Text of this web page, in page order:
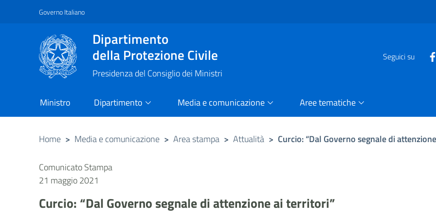
Vai al contenuto principale
Raggiungi il piè di pagina
Governo Italiano
Dipartimento
della Protezione Civile
Presidenza del Consiglio dei Ministri
Seguici su
Ministro Dipartimento Media e comunicazione Aree tematiche
Home > Media e comunicazione > Area stampa > Attualità > Curcio: “Dal Governo segnale di
Comunicato Stampa
21 maggio 2021
Curcio: “Dal Governo segnale di attenzione ai territori”